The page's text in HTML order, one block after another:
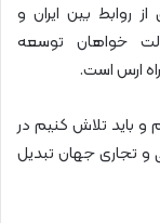
روابط بین ایران و
خواهان توسعه
ارس است.
و باید تلاش کنیم در
و تجاری جهان تبدیل